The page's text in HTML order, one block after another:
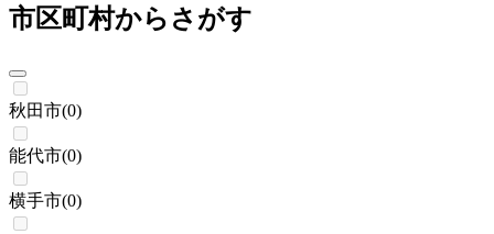
市区町村からさがす
秋田市(0)
能代市(0)
横手市(0)